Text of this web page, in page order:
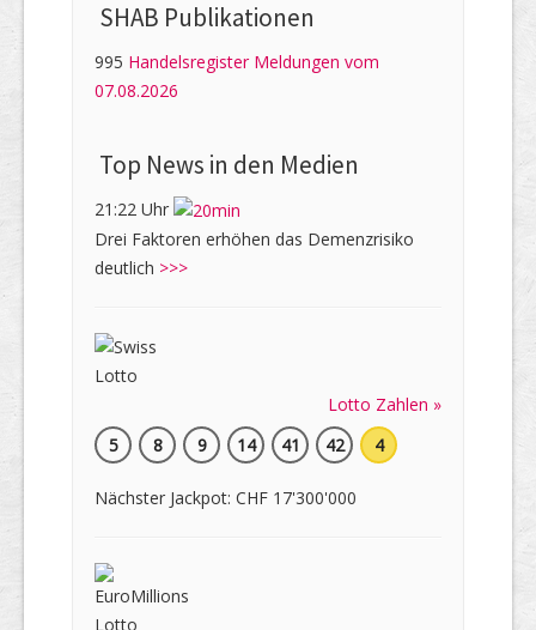
SHAB Publi­kati­onen
995 Handelsregister Meldungen vom
07.08.2026
Top News in den Medien
21:22 Uhr
Drei Faktoren erhöhen das Demenzrisiko
deutlich >>>
Lotto Zahlen »
5
8 9 14 41 42 4
Nächster Jackpot: CHF 17'300'000